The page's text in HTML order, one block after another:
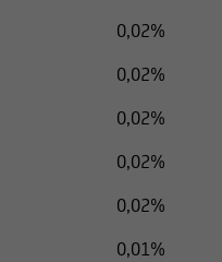
0,02%
0,02%
0,02%
0,02%
0,02%
0,01%